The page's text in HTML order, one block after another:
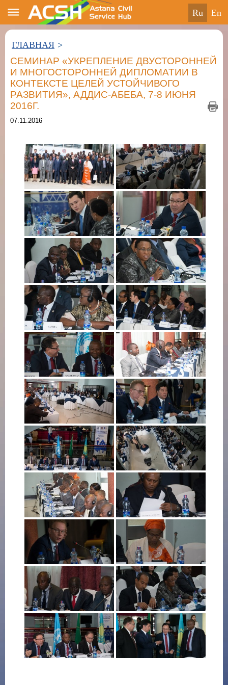
ru en
ГЛАВНАЯ >
CЕМИНАР «УКРЕПЛЕНИЕ ДВУСТОРОННЕЙ
И МНОГОСТОРОННЕЙ ДИПЛОМАТИИ В
КОНТЕКСТЕ ЦЕЛЕЙ УСТОЙЧИВОГО
РАЗВИТИЯ», АДДИС-АБЕБА, 7-8 ИЮНЯ
2016Г.
07.11.2016